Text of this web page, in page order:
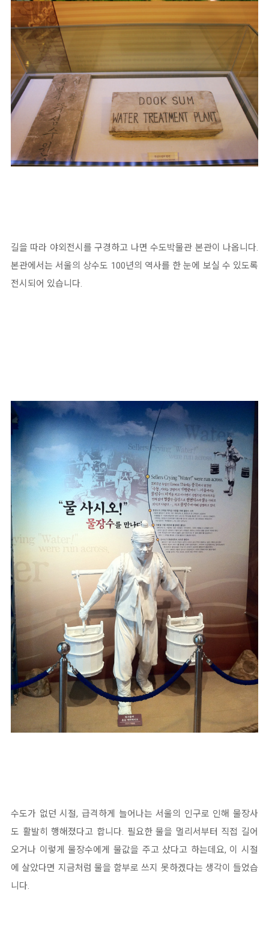
길을 따라 야외전시를 구경하고 나면 수도박물관 본관이 나옵니다.
본관에서는 서울의 상수도 100년의 역사를 한 눈에 보실 수 있도록
전시되어 있습니다.
수도가 없던 시절, 급격하게 늘어나는 서울의 인구로 인해 물장사
도 활발히 행해졌다고 합니다. 필요한 물을 멀리서부터 직접 길어
오거나 이렇게 물장수에게 물값을 주고 샀다고 하는데요, 이 시절
에 살았다면 지금처럼 물을 함부로 쓰지 못하겠다는 생각이 들었습
니다.